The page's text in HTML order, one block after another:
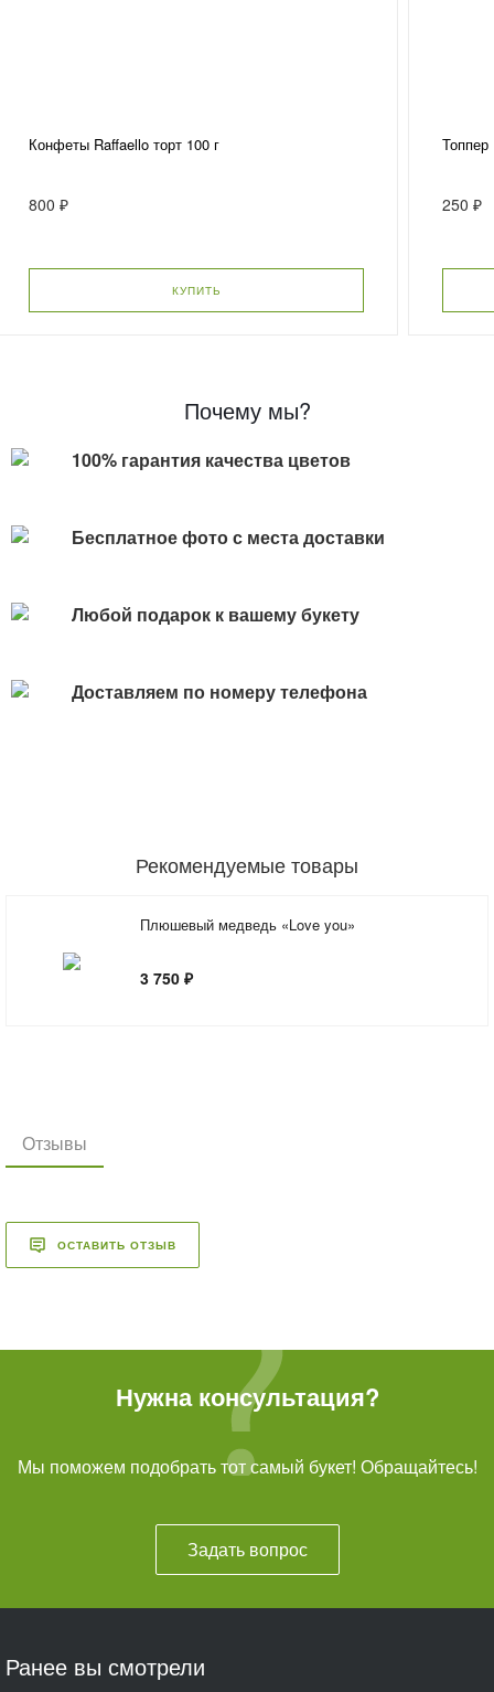
Конфеты Raffaello торт 100 г
800 ₽
КУПИТЬ
250 ₽
Почему мы?
100% гарантия качества цветов
Бесплатное фото с места доставки
Любой подарок к вашему букету
Доставляем по номеру телефона
Рекомендуемые товары
Плюшевый медведь «Love you»
3 750 ₽
Отзывы
ОСТАВИТЬ ОТЗЫВ
Нужна консультация?
Мы поможем подобрать тот самый букет! Обращайтесь!
Задать вопрос
Ранее вы смотрели